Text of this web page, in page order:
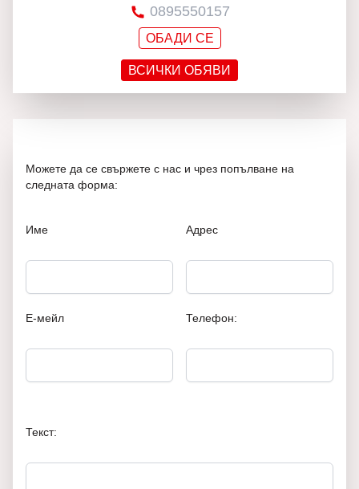
0895550157
ОБАДИ СЕ
ВСИЧКИ ОБЯВИ
Можете да се свържете с нас и чрез попълване на
следната форма:
Име
Е-мейл
Адрес
Телефон:
Текст: